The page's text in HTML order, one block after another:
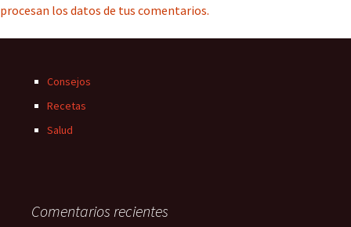
procesan los datos de tus comentarios.
Consejos
Recetas
Salud
Comentarios recientes